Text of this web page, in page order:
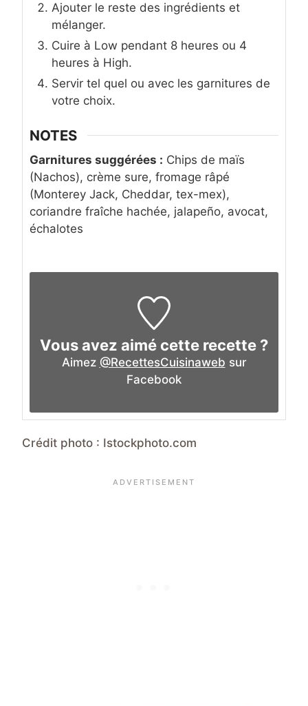
Ajouter le reste des ingrédients et
mélanger.
Cuire à Low pendant 8 heures ou 4
heures à High.
Servir tel quel ou avec les garnitures de
votre choix.
NOTES
Garnitures suggérées : Chips de maïs
(Nachos), crème sure, fromage râpé
(Monterey Jack, Cheddar, tex-mex),
coriandre fraîche hachée, jalapeño, avocat,
échalotes
Vous avez aimé cette recette ?
Aimez @RecettesCuisinaweb sur
Facebook
Crédit photo : Istockphoto.com